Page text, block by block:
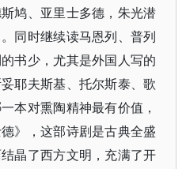
鸠、亚里士多德，朱光潜
同时继续读马恩列、普列
书少，尤其是外国人写的
耶夫斯基、托尔斯泰、歌
本对熏陶精神最有价值，
》，这部诗剧是古典全盛
晶了西方文明，充满了开